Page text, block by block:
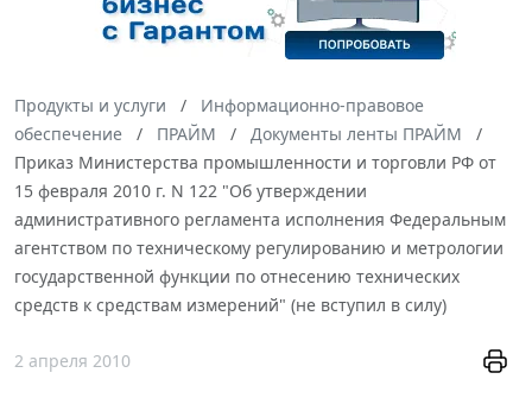
Продукты и услуги
Информационно-правовое
обеспечение
ПРАЙМ
Документы ленты ПРАЙМ
Приказ Министерства промышленности и торговли РФ от
15 февраля 2010 г. N 122 "Об утверждении
административного регламента исполнения Федеральным
агентством по техническому регулированию и метрологии
государственной функции по отнесению технических
средств к средствам измерений" (не вступил в силу)
2 апреля 2010